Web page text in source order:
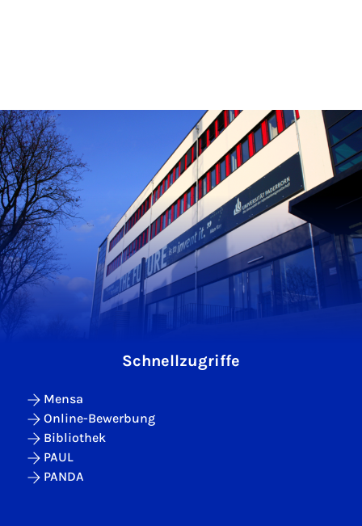
Schnellzugriffe
Mensa
Online-Bewerbung
Bibliothek
PAUL
PANDA